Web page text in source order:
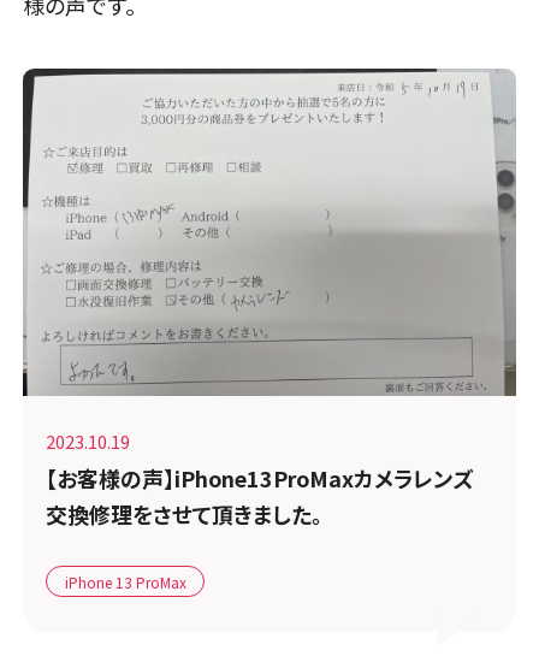
2023.10.19
【お客様の声】iPhone13ProMaxカメラレンズ
交換修理をさせて頂きました。
iPhone 13 ProMax